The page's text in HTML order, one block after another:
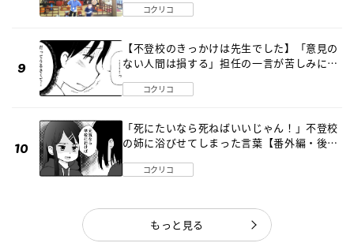
コクリコ
【不登校のきっかけは先生でした】「意見の
ない人間は損する」担任の一言が苦しみに…
コクリコ
「死にたいなら死ねばいいじゃん！」不登校
の姉に浴びせてしまった言葉【番外編・後
コクリコ
もっと見る